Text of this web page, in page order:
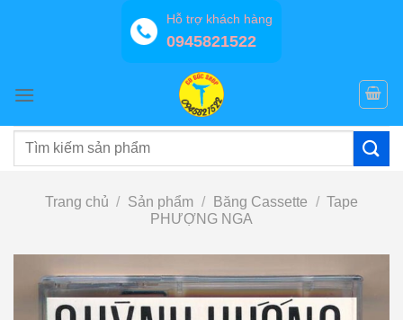
Hỗ trợ khách hàng
0945821522
Tìm
Trang chủ / Sản phẩm / Băng Cassette / Tape
PHƯỢNG NGA